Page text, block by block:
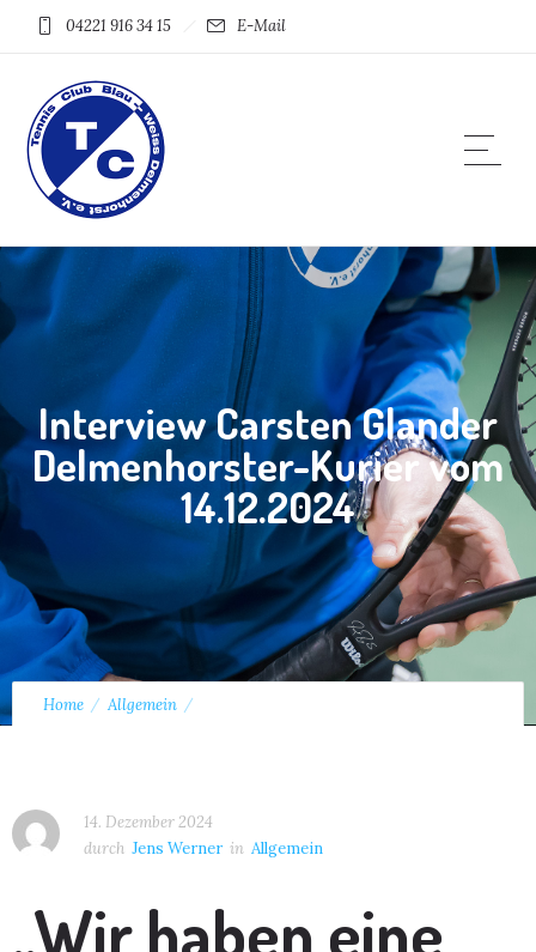
04221 916 34 15 E-Mail
Interview Carsten Glander
Delmenhorster-Kurier vom
14.12.2024
Home Allgemein
14. Dezember 2024
durch Jens Werner in Allgemein
„Wir haben eine